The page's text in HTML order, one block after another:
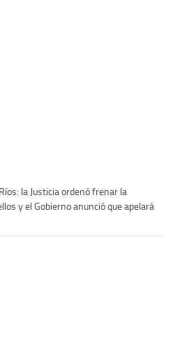
la Justicia ordenó frenar la
y el Gobierno anunció que apelará